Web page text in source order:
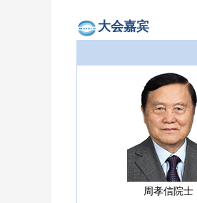
大会嘉宾
周孝信院士